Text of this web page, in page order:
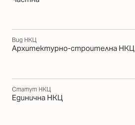
Вид НКЦ
Архитектурно-строителна НКЦ
Статут НКЦ
Единична НКЦ